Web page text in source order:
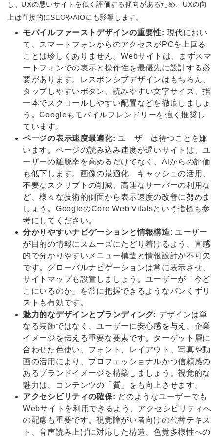
し、UXの悪いサイトを低く評価する傾向があるため、UXの向
上は直接的にSEOやAIOにも影響します。
モバイルファーストデザインの重要性: 現代におい
て、スマートフォンからのアクセスがPCを上回る
ことは珍しくありません。Webサイトは、まずスマ
ートフォンでの表示と操作性を最優先に設計する必
要があります。レスポンシブデザインはもちろん、
タップしやすいボタン、読みやすい文字サイズ、指
一本でスクロールしやすい配置などを徹底しましょ
う。Googleもモバイルフレンドリーを強く推奨し
ています。
ページの表示速度最適化: ユーザーは待つことを嫌
います。ページの読み込み速度が遅いサイトは、ユ
ーザーの離脱率を高めるだけでなく、AIからの評価
も低下します。画像の最適化、キャッシュの活用、
不要なスクリプトの削減、高速なサーバーの利用な
ど、様々な技術的側面から表示速度の改善に努めま
しょう。GoogleのCore Web Vitalsという指標も参
考にしてください。
分かりやすいナビゲーションと情報構造: ユーザー
が目的の情報にスムーズにたどり着けるよう、直感
的で分かりやすいメニュー構造と情報設計が不可欠
です。グローバルナビゲーションは常に表示させ、
サイトマップも設置しましょう。ユーザーが「今ど
こにいるのか」を常に把握できるようなパンくずリ
ストも有効です。
魅力的なデザインとブランディング: デザインは単
なる装飾ではなく、ユーザーに安心感を与え、企業
イメージを伝える重要な要素です。ターゲット層に
合わせた色使い、フォント、レイアウト、写真や動
画の活用により、プロフェッショナルかつ信頼感の
あるブランドイメージを構築しましょう。視覚的な
魅力は、コンテンツの「質」をも向上させます。
アクセシビリティの確保: どのようなユーザーでも
Webサイトを利用できるよう、アクセシビリティへ
の配慮も重要です。視覚障がい者向けの代替テキス
ト、音声読み上げに対応した構造、色覚多様性への